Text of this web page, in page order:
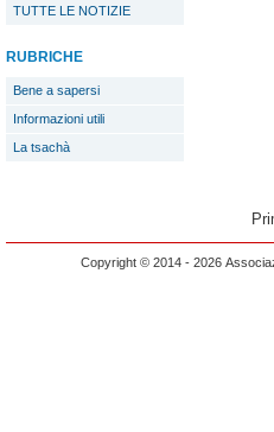
TUTTE LE NOTIZIE
RUBRICHE
Bene a sapersi
Informazioni utili
La tsachà
Copyright © 2014 - 2026